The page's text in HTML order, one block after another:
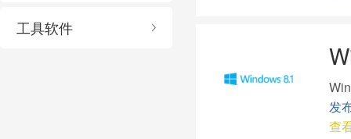
工具软件
发
查